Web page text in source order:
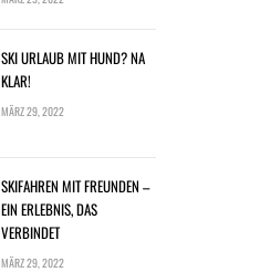
SKI URLAUB MIT HUND? NA
KLAR!
MÄRZ 29, 2022
SKIFAHREN MIT FREUNDEN –
EIN ERLEBNIS, DAS
VERBINDET
MÄRZ 29, 2022